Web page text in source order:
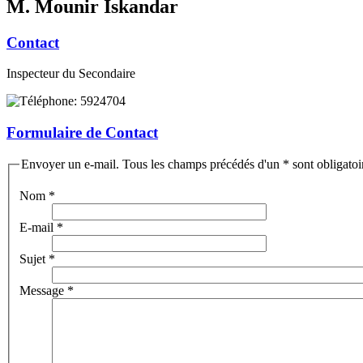
M. Mounir Iskandar
Contact
Inspecteur du Secondaire
5924704
Formulaire de Contact
Envoyer un e-mail. Tous les champs précédés d'un * sont
Nom *
E-mail *
Sujet *
Message *